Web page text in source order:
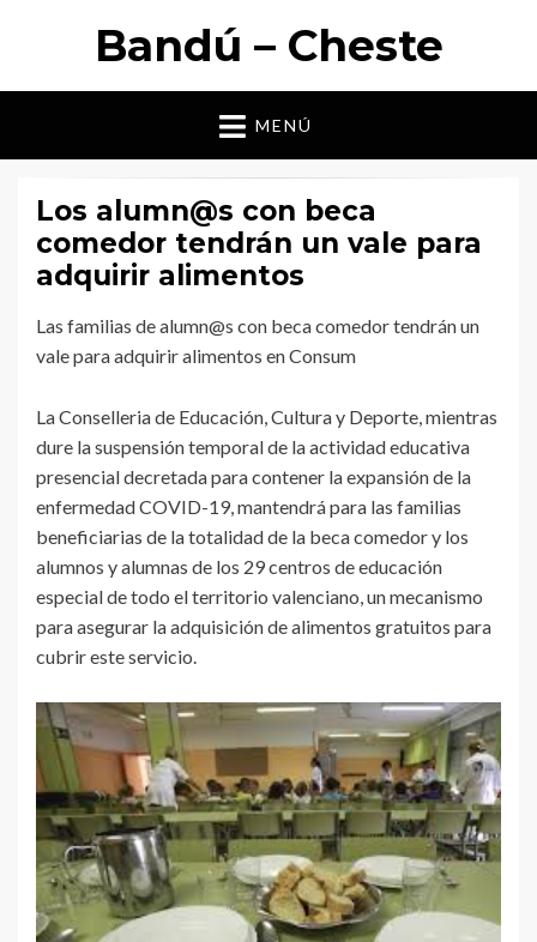
Bandú – Cheste
MENÚ
Los alumn@s con beca
comedor tendrán un vale para
adquirir alimentos
Las familias de alumn@s con beca comedor tendrán un
vale para adquirir alimentos en Consum
La Conselleria de Educación, Cultura y Deporte, mientras
dure la suspensión temporal de la actividad educativa
presencial decretada para contener la expansión de la
enfermedad COVID-19, mantendrá para las familias
beneficiarias de la totalidad de la beca comedor y los
alumnos y alumnas de los 29 centros de educación
especial de todo el territorio valenciano, un mecanismo
para asegurar la adquisición de alimentos gratuitos para
cubrir este servicio.